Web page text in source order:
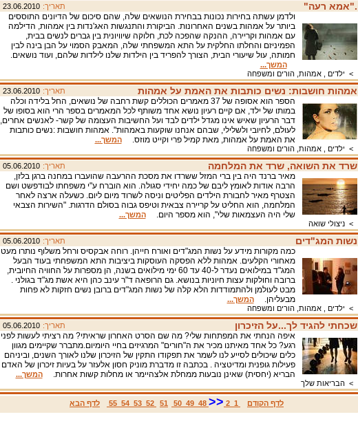
."אמא רעה" תאריך: 23.06.2010
ולדמן עשתה בחירות נכונות בבחירת הנושאים שלה, שהם סיכום של הדיונים התוססים
ביותר על אמהות בשנים האחרונות. הביקורת והתנגשות האג'נדות בין אמהות, הדילמה
עם אמהות וקריירה, ההנקה שהפכה לכת, חלוקה שיוויונית בין גברים לנשים בבית,
הפמיניזם והחלתו החלקית על התא המשפחתי שלה, המאבק הסמוי על הבן בינה לבין
חמותה, עול שיעורי הבית, הצורך להפריד בין הילדות שלנו לילדות שלהם, ועוד נושאים.
המשך...
> ילדים , אמהות, הורים ומשפחה
אמהות חושבות: נשים כותבות את האמת על אמהות תאריך: 23.06.2010
הספר הוא אסופה של 37 מאמרים הכוללים קשת רחבה של נושאים, החל בלידה וכלה
במותו של ילד, אם קיים רעיון נושא אחד משותף לכל המאמרים בספר הרי הוא בסופו של
דבר הרעיון שאיש אינו מגדל ילדים לבד ועל החשיבות העצומה של קשר- לאנשים אחרים,
לעולם, לחיובי ולשלילי, שבהם אנחנו שוקעות באמהות". אמהות חושבות :נשים כותבות
את האמת על אמהות, מאת קמיל פרי וקייט מוזס.המשך...
> ילדים , אמהות, הורים ומשפחה
שרד את השואה, שרד את המלחמה תאריך: 05.06.2010
מאיר ברנד היה בין ברי המזל ששרדו את מסכת ההרעבה שהועברו במחנה ברגן בלזן,
הרבה אודות לאומץ ליבם של כמה יחידי סגולה. הוא הוברח ע"י משפחתו לבודפשט ושם
הצטרף מאיר לחבורת הילדים הפליטים וניסה לשרוד מיום ליום. כשעלה ארצה לאחר
המלחמה, הוא החליט על קריירה צבאית וטיפס גבוה בסולם הדרגות. "השירות הצבאי
שלי היה העצמאות שלי", הוא מספר היום.המשך...
>ניצולי שואה
נשות המג"דים תאריך: 05.06.2010
כמה מקורות מידע על נשות המג"דים ואורח חייהן. רוחה אבקסיס ורחל משלוף נותרו מעט
מאחורי הקלעים. אמהות ללא הפסקה העוסקות ביציבות התא המשפחתי בעוד הבעל
המג"ד במילואים נעדר ל-40 עד 60 ימי מילואים בשנה, הן מספרות על החוויה החיובית,
ברובה וחולקות עצות חיוניות בנושא. גם הרופאה ד"ר עינב כהן היא אשת מג"ד בגולני .
מבט לעולמן ולהתמודדות הלא קלה של נשות המג"דים ברובן נשים חזקות לא פחות
מבעליהן.המשך...
> ילדים , אמהות, הורים ומשפחה
שכחתי להגיד לך...על הזיכרון תאריך: 05.06.2010
איפה הנחתי את המפתחות שלי? מה שם הסרט האחרון שראיתי? מה רציתי לעשות לפני
רגע? כל אחד מאיתנו מכיר את ה"חורים" המרגיזים בחיי היומיום.מתברר שקיימים מגוון
כלים שיכולים לסייע לנו לשמר את תפקודו התקין של הזיכרון שלנו לאורך השנים, וביניהם
פעילות גופנית ומדיטציה . בכתבה זו מדברת מוניק חסון אלעזר על בעיות זיכרון של האדם
הבריא (יחסית) שאינן נובעות ממחלת אלצהיימר או מחלות קשות אחרות.המשך...
>הבריאות שלך
לדף הקודם 1
2
<<
48
49
50
51
52
53
54
55 לדף הבא